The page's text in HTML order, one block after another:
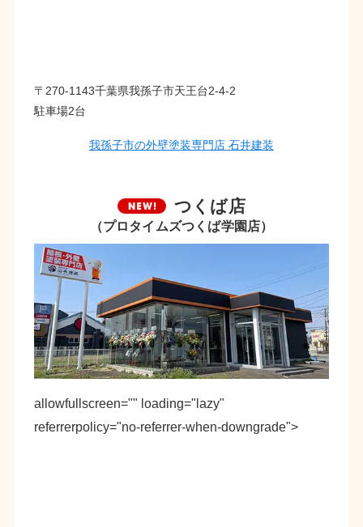
〒270-1143千葉県我孫子市天王台2-4-2
駐車場2台
我孫子市の外壁塗装専門店 石井建装
つくば店
（プロタイムズつくば学園店）
allowfullscreen="" loading="lazy"
referrerpolicy="no-referrer-when-downgrade">